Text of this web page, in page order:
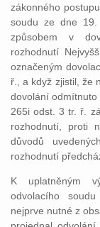
zákonného
soudu ze dne
způsobem v
rozhodnutí
označeným
ř., a když zjistil, že
dovolání
265i odst. 3 tr. ř.
rozhodnutí, proti
důvodů
rozhodnutí
K uplatněným
odvolacího
nejprve nutné z